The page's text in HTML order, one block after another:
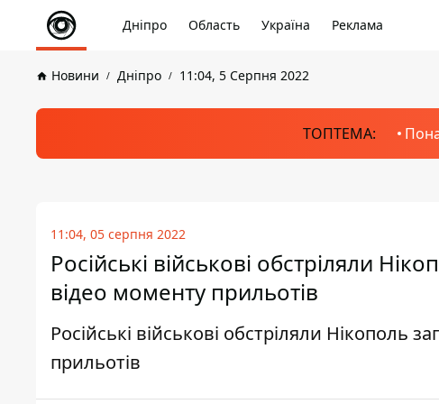
Дніпро Область Україна Реклама
Новини Дніпро 11:04, 5 Серпня 2022
ТОПТЕМА:
11:04, 05 серпня 2022
Російські військові обстріляли
відео моменту прильотів
Російські військові обстріляли
прильотів